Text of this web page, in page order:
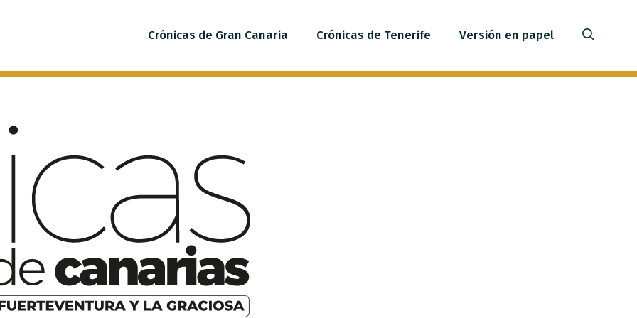
Crónicas de Gran Canaria Crónicas de Tenerife Versión en papel